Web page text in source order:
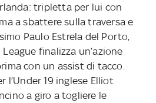
tripletta per lui con
a sbattere sulla traversa e
Paulo Estrela del Porto,
finalizza un’azione
con un assist di tacco.
l’Under 19 inglese Elliot
a giro a togliere le